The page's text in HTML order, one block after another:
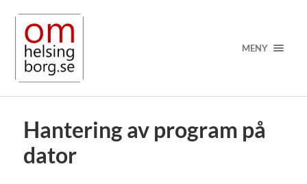
MENY
Hantering av program på
dator